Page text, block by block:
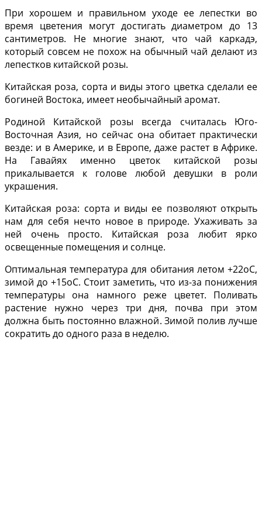
При хорошем и правильном уходе ее лепестки во
время цветения могут достигать диаметром до 13
сантиметров. Не многие знают, что чай каркадэ,
который совсем не похож на обычный чай делают из
лепестков китайской розы.
Китайская роза, сорта и виды этого цветка сделали ее
богиней Востока, имеет необычайный аромат.
Родиной Китайской розы всегда считалась Юго-
Восточная Азия, но сейчас она обитает практически
везде: и в Америке, и в Европе, даже растет в Африке.
На Гавайях именно цветок китайской розы
прикалывается к голове любой девушки в роли
украшения.
Китайская роза: сорта и виды ее позволяют открыть
нам для себя нечто новое в природе. Ухаживать за
ней очень просто. Китайская роза любит ярко
освещенные помещения и солнце.
Оптимальная температура для обитания летом +22оС,
зимой до +15оС. Стоит заметить, что из-за понижения
температуры она намного реже цветет. Поливать
растение нужно через три дня, почва при этом
должна быть постоянно влажной. Зимой полив лучше
сократить до одного раза в неделю.